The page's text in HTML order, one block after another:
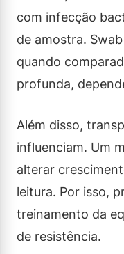
com infecção
de amostra.
quando
profunda,
Além disso,
influenciam. Um
alterar
leitura. Por isso,
treinamento da
de resistência.